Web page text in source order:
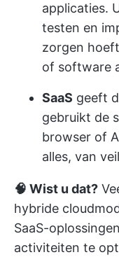
applicaties.
testen en
zorgen
of software
SaaS geeft
gebruikt de
browser of
alles, van
🧠 Wist u dat?
hybride
SaaS-
activiteiten te